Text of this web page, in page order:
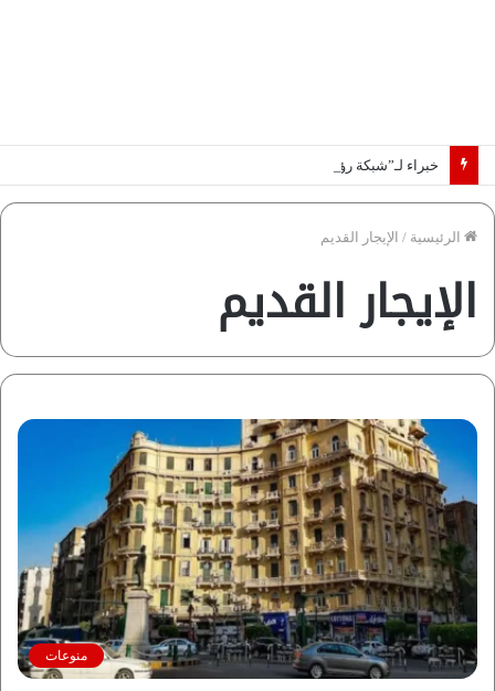
خبراء لـ”شبكة رؤية”: «اتفاق مكة» يغيّر قواعد اللعبة بالشرق الأوسط
الرئيسية / الإيجار القديم
الإيجار القديم
منوعات